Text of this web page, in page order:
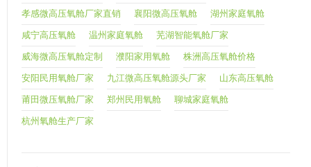
孝感微高压氧舱厂家直销 襄阳微高压氧舱 湖州家庭氧舱
咸宁高压氧舱 温州家庭氧舱 芜湖智能氧舱厂家
威海微高压氧舱定制 濮阳家用氧舱 株洲高压氧舱价格
安阳民用氧舱厂家 九江微高压氧舱源头厂家 山东高压氧舱
莆田微压氧舱厂家 郑州民用氧舱 聊城家庭氧舱
杭州氧舱生产厂家